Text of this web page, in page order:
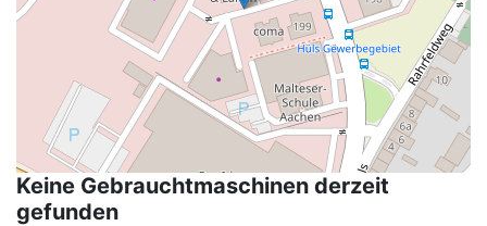
Keine Gebrauchtmaschinen derzeit
gefunden